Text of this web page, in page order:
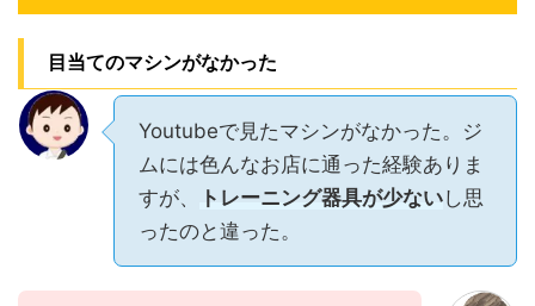
目当てのマシンがなかった
Youtubeで見たマシンがなかった。ジ
ムには色んなお店に通った経験ありま
すが、
トレーニング器具が少ないし思
ったのと違った。